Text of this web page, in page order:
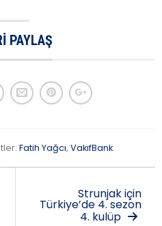
PAYLAŞ
Fatih Yağcı, VakıfBank.
Strunjak için
Türkiye’de 4. sezon
4. kulüp